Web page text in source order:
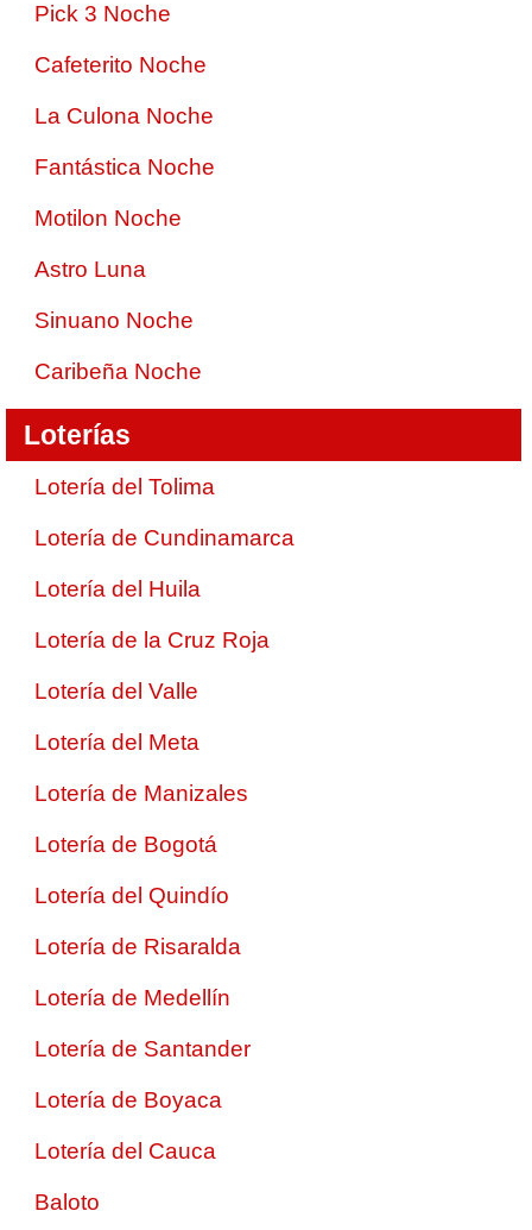
Pick 3 Noche
Cafeterito Noche
La Culona Noche
Fantástica Noche
Motilon Noche
Astro Luna
Sinuano Noche
Caribeña Noche
Loterías
Lotería del Tolima
Lotería de Cundinamarca
Lotería del Huila
Lotería de la Cruz Roja
Lotería del Valle
Lotería del Meta
Lotería de Manizales
Lotería de Bogotá
Lotería del Quindío
Lotería de Risaralda
Lotería de Medellín
Lotería de Santander
Lotería de Boyaca
Lotería del Cauca
Baloto